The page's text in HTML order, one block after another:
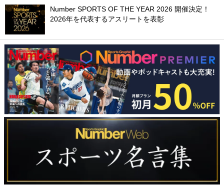
Number SPORTS OF THE YEAR 2026 開催決定！
2026年を代表するアスリートを表彰